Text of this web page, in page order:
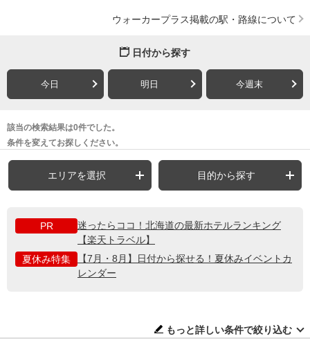
ウォーカープラス掲載の駅・路線について
日付から探す
今日 明日 今週末
該当の検索結果は0件でした。
条件を変えてお探しください。
エリアを選択 目的から探す
PR
迷ったらココ！北海道の最新ホテルランキング
【楽天トラベル】
夏休み特集
【7月・8月】日付から探せる！夏休みイベントカ
レンダー
もっと詳しい条件で絞り込む